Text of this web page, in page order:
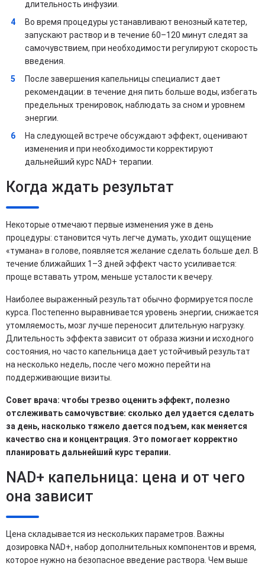
длительность инфузии.
Во время процедуры устанавливают венозный катетер,
запускают раствор и в течение 60–120 минут следят за
самочувствием, при необходимости регулируют скорость
введения.
После завершения капельницы специалист дает
рекомендации: в течение дня пить больше воды, избегать
предельных тренировок, наблюдать за сном и уровнем
энергии.
На следующей встрече обсуждают эффект, оценивают
изменения и при необходимости корректируют
дальнейший курс NAD+ терапии.
Когда ждать результат
Некоторые отмечают первые изменения уже в день
процедуры: становится чуть легче думать, уходит ощущение
«тумана» в голове, появляется желание сделать больше дел. В
течение ближайших 1–3 дней эффект часто усиливается:
проще вставать утром, меньше усталости к вечеру.
Наиболее выраженный результат обычно формируется после
курса. Постепенно выравнивается уровень энергии, снижается
утомляемость, мозг лучше переносит длительную нагрузку.
Длительность эффекта зависит от образа жизни и исходного
состояния, но часто капельница дает устойчивый результат
на несколько недель, после чего можно перейти на
поддерживающие визиты.
Совет врача: чтобы трезво оценить эффект, полезно
отслеживать самочувствие: сколько дел удается сделать
за день, насколько тяжело дается подъем, как меняется
качество сна и концентрация. Это помогает корректно
планировать дальнейший курс терапии.
NAD+ капельница: цена и от чего
она зависит
Цена складывается из нескольких параметров. Важны
дозировка NAD+, набор дополнительных компонентов и время,
которое нужно на безопасное введение раствора. Чем выше